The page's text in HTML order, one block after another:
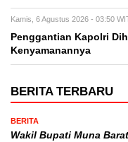
Kamis, 6 Agustus 2026 - 03:50
Penggantian Kapolri
Kenyamanannya
BERITA TERBARU
BERITA
Wakil Bupati Muna